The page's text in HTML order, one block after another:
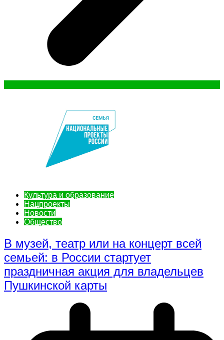
Культура и образование
Нацпроекты
Новости
Общество
В музей, театр или на концерт всей
семьей: в России стартует
праздничная акция для владельцев
Пушкинской карты